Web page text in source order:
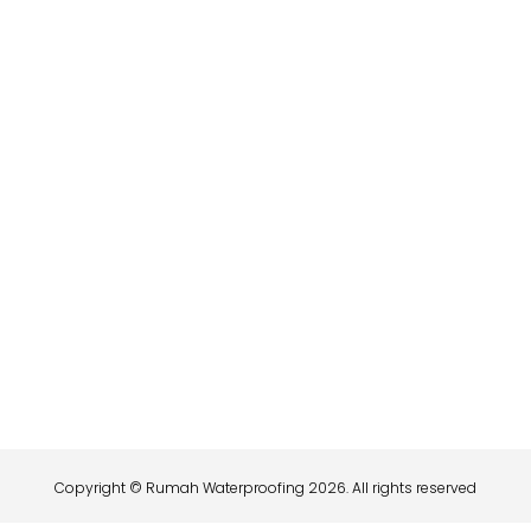
Copyright © Rumah Waterproofing 2026. All rights reserved